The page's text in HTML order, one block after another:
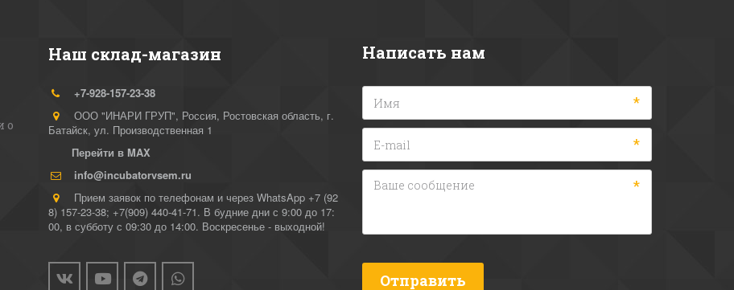
о
Наш склад-магазин
+7-928-157-23-38
ООО "ИНАРИ ГРУП", Россия, Ростовская область, г.
Батайск, ул. Производственная 1
Перейти в MAX
info@incubatorvsem.ru
Прием заявок по телефонам и через WhatsApp +7 (92
8) 157-23-38; +7(909) 440-41-71. В будние дни с 9:00 до 17:
00, в субботу с 09:30 до 14:00. Воскресенье - выходной!
Написать нам
*
*
*
Отправить